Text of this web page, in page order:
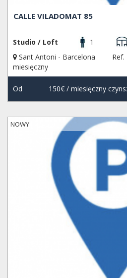
CALLE VILADOMAT 85
Studio / Loft 1
Sant Antoni - Barcelona
miesięczny
Od 150€/ miesięczny
NOWY